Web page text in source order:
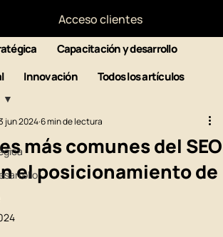
Acceso clientes
Capacitación y desarrollo
Innovación Todos los artículos
más comunes del SEO
el posicionamiento de
jun 20246 min de lectura